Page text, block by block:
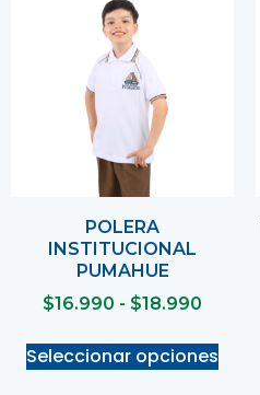
POLERA
INSTITUCIONAL
PUMAHUE
$16.990 - $18.990
Seleccionar opciones